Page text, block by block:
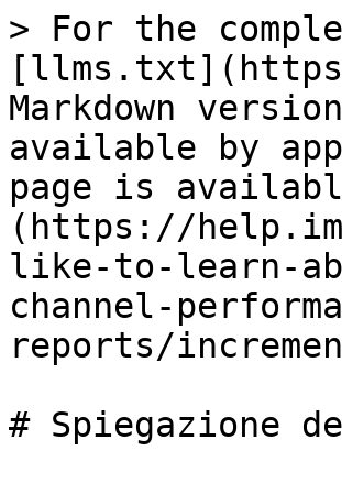
> For the
Markdown
available by
page is
(https://
like-to-learn-
channel-
reports/
# Spiegazione